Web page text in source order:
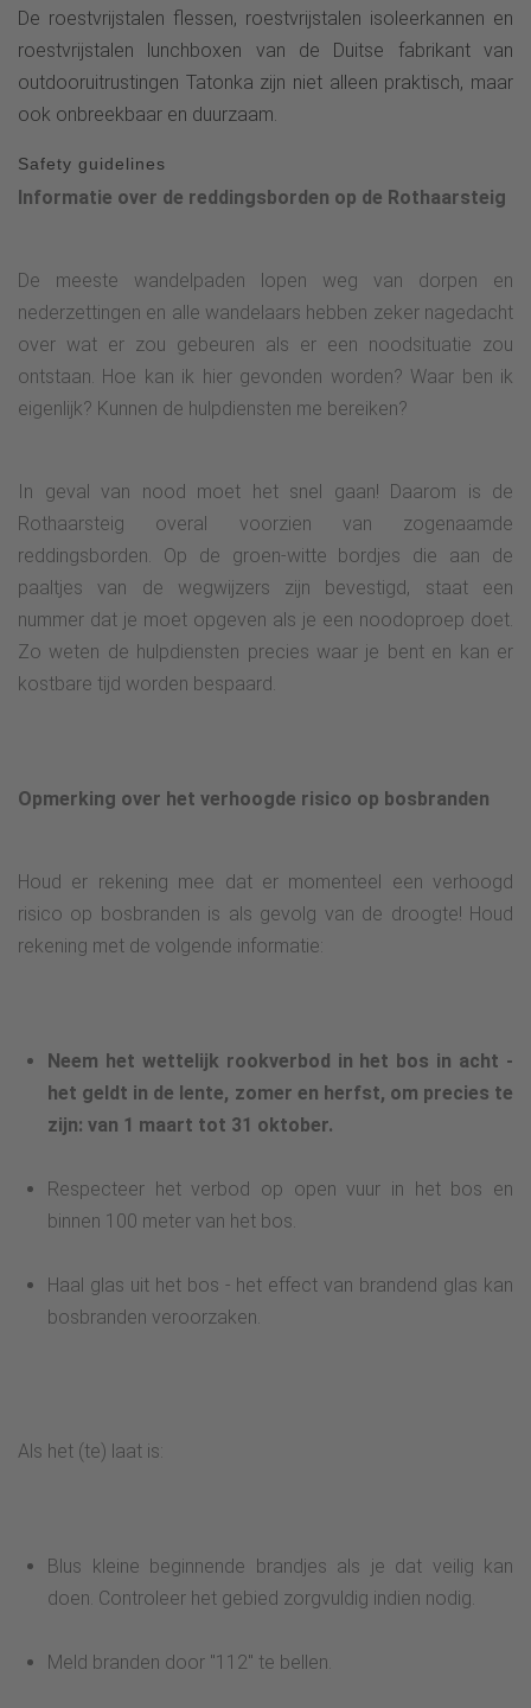
De roestvrijstalen flessen, roestvrijstalen isoleerkannen en
roestvrijstalen lunchboxen van de Duitse fabrikant van
outdooruitrustingen Tatonka zijn niet alleen praktisch, maar
ook onbreekbaar en duurzaam.
Safety guidelines
Informatie over de reddingsborden op de Rothaarsteig
De meeste wandelpaden lopen weg van dorpen en
nederzettingen en alle wandelaars hebben zeker nagedacht
over wat er zou gebeuren als er een noodsituatie zou
ontstaan. Hoe kan ik hier gevonden worden? Waar ben ik
eigenlijk? Kunnen de hulpdiensten me bereiken?
In geval van nood moet het snel gaan! Daarom is de
Rothaarsteig overal voorzien van zogenaamde
reddingsborden. Op de groen-witte bordjes die aan de
paaltjes van de wegwijzers zijn bevestigd, staat een
nummer dat je moet opgeven als je een noodoproep doet.
Zo weten de hulpdiensten precies waar je bent en kan er
kostbare tijd worden bespaard.
Opmerking over het verhoogde risico op bosbranden
Houd er rekening mee dat er momenteel een verhoogd
risico op bosbranden is als gevolg van de droogte! Houd
rekening met de volgende informatie:
Neem het wettelijk rookverbod in het bos in acht -
het geldt in de lente, zomer en herfst, om precies te
zijn: van 1 maart tot 31 oktober.
Respecteer het verbod op open vuur in het bos en
binnen 100 meter van het bos.
Haal glas uit het bos - het effect van brandend glas kan
bosbranden veroorzaken.
Als het (te) laat is:
Blus kleine beginnende brandjes als je dat veilig kan
doen. Controleer het gebied zorgvuldig indien nodig.
Meld branden door "112" te bellen.